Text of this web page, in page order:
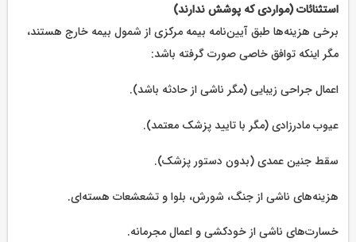
استثنائات (مواردی که پوشش ندارند)
برخی هزینه‌ها طبق آیین‌نامه بیمه مرکزی از شمول بیمه خارج هستند،
مگر اینکه توافق خاصی صورت گرفته باشد:
اعمال جراحی زیبایی (مگر ناشی از حادثه باشد).
عیوب مادرزادی (مگر با تایید پزشک معتمد).
سقط جنین عمدی (بدون دستور پزشک).
هزینه‌های ناشی از جنگ، شورش، بلوا و تشعشعات هسته‌ای.
خسارت‌های ناشی از خودکشی و اعمال مجرمانه.